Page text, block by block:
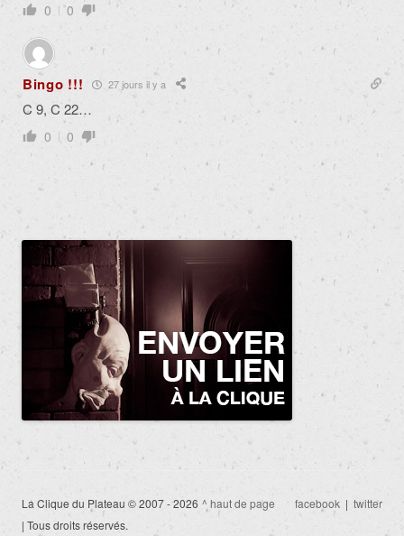
0 0
Bingo !!! 27 jours il y a
C 9, C 22…
0 0
La Clique du Plateau © 2007 - 2026
| Tous droits réservés.
^ haut de page facebook | twitter